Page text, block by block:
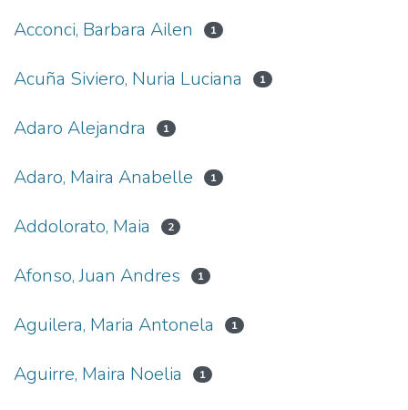
Acconci, Barbara Ailen 1
Acuña Siviero, Nuria Luciana 1
Adaro Alejandra 1
Adaro, Maira Anabelle 1
Addolorato, Maia 2
Afonso, Juan Andres 1
Aguilera, Maria Antonela 1
Aguirre, Maira Noelia 1